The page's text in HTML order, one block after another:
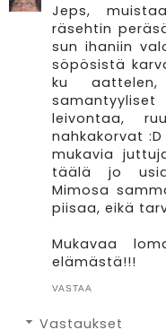
Jeps,
räsehtin
sun ihaniin
söpösistä
ku
leivontaa,
nahkakorvat
mukavia
täälä jo
Mimosa
piisaa, eikä
Mukavaa
elämästä!!!
VASTAA
Vastaukset